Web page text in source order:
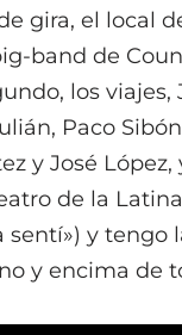
gira, el local
band de
los viajes,
Paco
y José
de la
sentí») y tengo
y encima de